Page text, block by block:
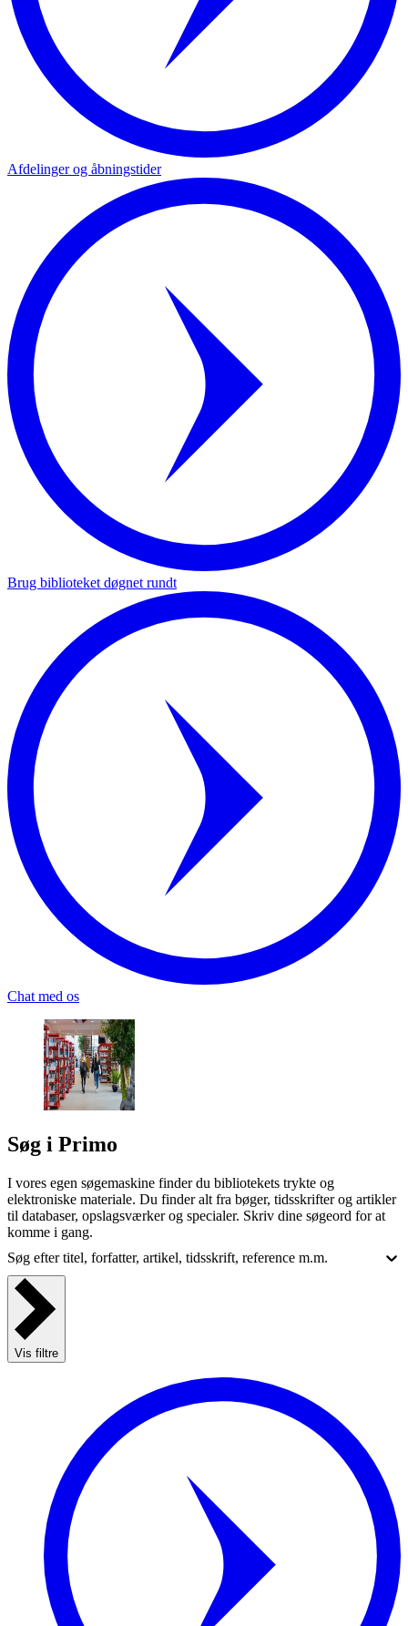
Afdelinger og åbningstider
Brug biblioteket døgnet rundt
Chat med os
Søg i Primo
I vores egen søgemaskine finder du bibliotekets trykte og
elektroniske materiale. Du finder alt fra bøger, tidsskrifter og artikler
til databaser, opslagsværker og specialer. Skriv dine søgeord for at
komme i gang.
Søg efter titel, forfatter, artikel, tidsskrift, reference m.m.
Vis filtre